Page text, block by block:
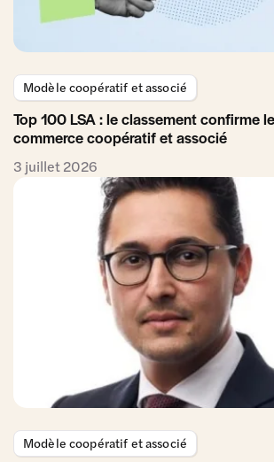
Modèle coopératif et associé
Top 100 LSA : le classement confirme
commerce coopératif et associé
3 juillet 2026
Modèle coopératif et associé